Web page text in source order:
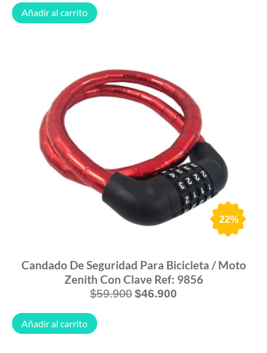
Añadir al carrito
22%
Candado De Seguridad Para Bicicleta / Moto
Zenith Con Clave Ref: 9856
$59.900$46.900
Añadir al carrito